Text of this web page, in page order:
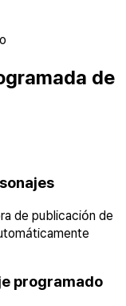
de
de publicación de
programado